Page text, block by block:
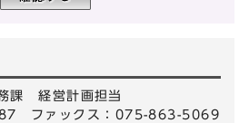
課 経営計画担当
ファックス：075-863-5069